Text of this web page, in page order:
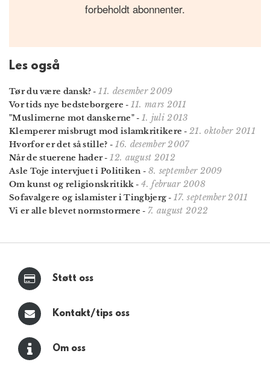
forbeholdt abonnenter.
Les også
Tør du være dansk? -11. desember 2009
Vor tids nye bedsteborgere - 11. mars 2011
"Muslimerne mot danskerne"- 1. juli 2013
Klemperer misbrugt mod islamkritikere -21. oktober 2011
Hvorfor er det så stille? - 16. desember 2007
Når de stuerene hader-12. august 2012
Asle Toje intervjuet i Politiken- 8. september 2009
Om kunst og religionskritikk -4. februar 2008
Sofavalgere og islamister i Tingbjerg -17. september 2011
Vi er alle blevet normstormere - 7. august 2022
Støtt oss
Kontakt/tips oss
Om oss